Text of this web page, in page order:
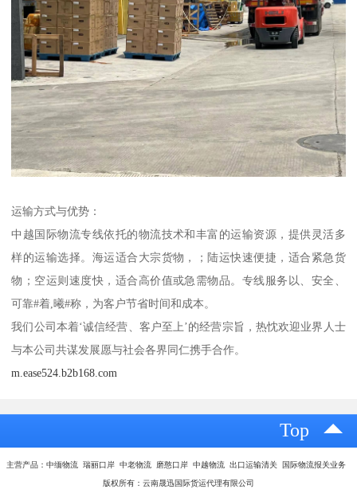
运输方式与优势：
中越国际物流专线依托的物流技术和丰富的运输资源，提供灵活多
样的运输选择。海运适合大宗货物，；陆运快速便捷，适合紧急货
物；空运则速度快，适合高价值或急需物品。专线服务以、安全、
可靠#着,曦#称，为客户节省时间和成本。
我们公司本着‘诚信经营、客户至上’的经营宗旨，热忱欢迎业界人士
与本公司共谋发展愿与社会各界同仁携手合作。
m.ease524.b2b168.com
Top
主营产品：中缅物流 瑞丽口岸 中老物流 磨憨口岸 中越物流 出口运输清关 国际物流报关业务
版权所有：云南晟迅国际货运代理有限公司